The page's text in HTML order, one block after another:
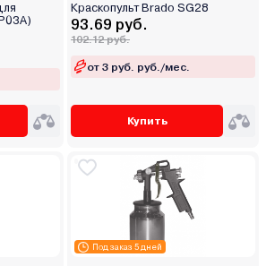
Краскопульт Brado SG28
93.69 руб.
102.12 руб.
от 3 руб. руб./мес.
Купить
Под заказ 5 дней